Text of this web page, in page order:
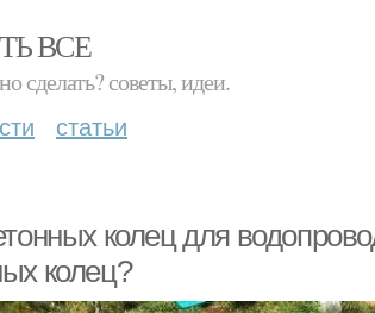
ВСЕ
сделать? советы, идеи.
статьи
колец для
колец?